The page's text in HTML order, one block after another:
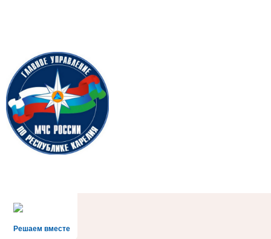
Решаем вместе